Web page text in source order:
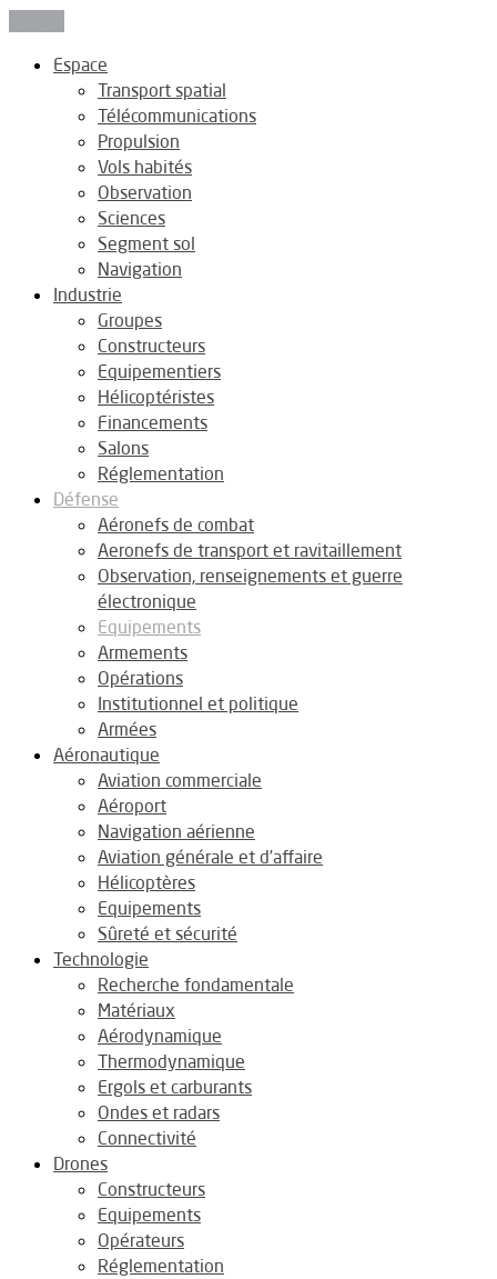
Espace
Transport spatial
Télécommunications
Propulsion
Vols habités
Observation
Sciences
Segment sol
Navigation
Industrie
Groupes
Constructeurs
Equipementiers
Hélicoptéristes
Financements
Salons
Réglementation
Défense
Aéronefs de combat
Aeronefs de transport et ravitaillement
Observation, renseignements et guerre
électronique
Equipements
Armements
Opérations
Institutionnel et politique
Armées
Aéronautique
Aviation commerciale
Aéroport
Navigation aérienne
Aviation générale et d’affaire
Hélicoptères
Equipements
Sûreté et sécurité
Technologie
Recherche fondamentale
Matériaux
Aérodynamique
Thermodynamique
Ergols et carburants
Ondes et radars
Connectivité
Drones
Constructeurs
Equipements
Opérateurs
Réglementation